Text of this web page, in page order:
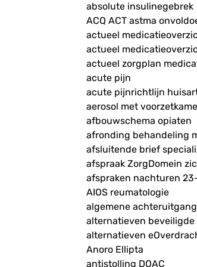
absolute insulinegebrek
ACQ ACT astma
actueel
actueel
actueel zorgplan
acute pijn
acute pijnrichtlijn
aerosol met
afbouwschema opiaten
afronding behandeling
afsluitende brief
afspraak ZorgDomein
afspraken nachturen
AIOS reumatologie
algemene
alternatieven beveiligde
alternatieven
Anoro Ellipta
antistolling DOAC